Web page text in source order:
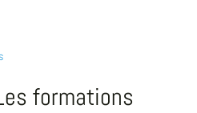
formations